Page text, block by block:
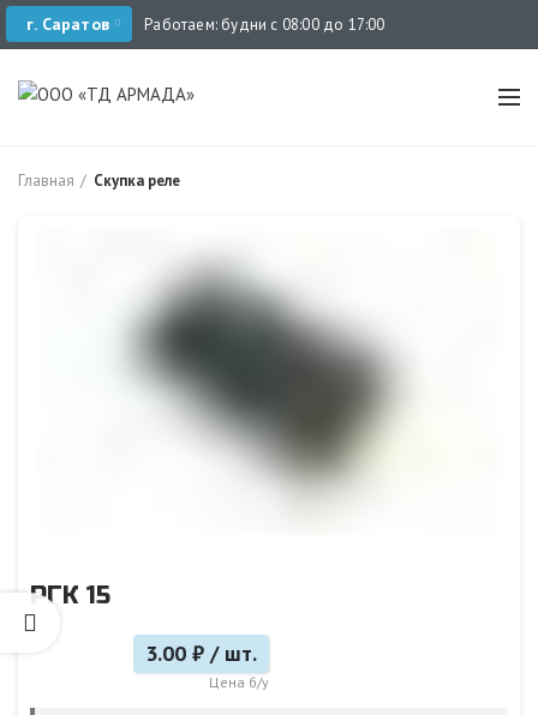
г. Саратов Работаем: будни с 08:00 до 17:00
Главная Скупка реле
РГК 15
3.00 ₽ / шт.
Цена б/у